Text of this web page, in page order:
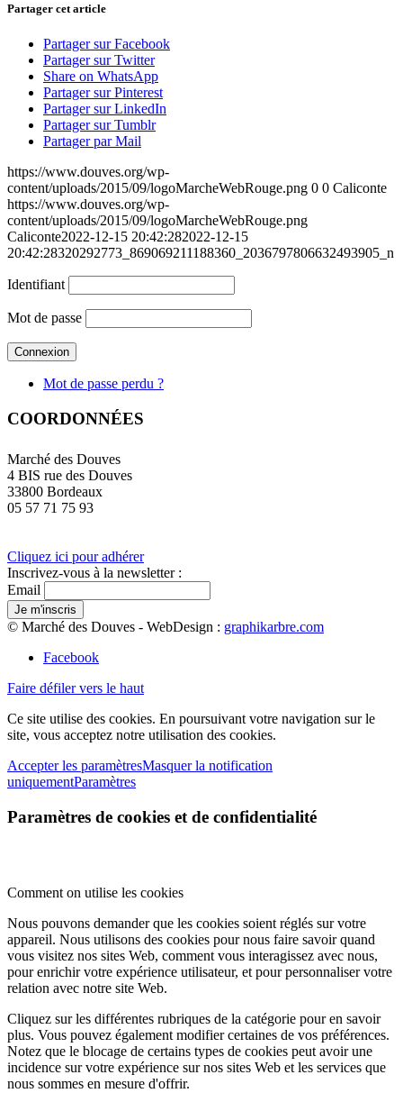
Partager cet article
Partager sur Facebook
Partager sur Twitter
Share on WhatsApp
Partager sur Pinterest
Partager sur LinkedIn
Partager sur Tumblr
Partager par Mail
https://www.douves.org/wp-
content/uploads/2015/09/logoMarcheWebRouge.png 0 0 Caliconte
https://www.douves.org/wp-
content/uploads/2015/09/logoMarcheWebRouge.png
Caliconte2022-12-15 20:42:282022-12-15
20:42:28320292773_869069211188360_2036797806632493905_n
Identifiant
Mot de passe
Mot de passe perdu ?
COORDONNÉES
Marché des Douves
4 BIS rue des Douves
33800 Bordeaux
05 57 71 75 93
Cliquez ici pour adhérer
Inscrivez-vous à la newsletter :
Email
© Marché des Douves - WebDesign : graphikarbre.com
Facebook
Faire défiler vers le haut
Ce site utilise des cookies. En poursuivant votre navigation sur le
site, vous acceptez notre utilisation des cookies.
Accepter les paramètresMasquer la notification
uniquementParamètres
Paramètres de cookies et de confidentialité
Comment on utilise les cookies
Nous pouvons demander que les cookies soient réglés sur votre
appareil. Nous utilisons des cookies pour nous faire savoir quand
vous visitez nos sites Web, comment vous interagissez avec nous,
pour enrichir votre expérience utilisateur, et pour personnaliser votre
relation avec notre site Web.
Cliquez sur les différentes rubriques de la catégorie pour en savoir
plus. Vous pouvez également modifier certaines de vos préférences.
Notez que le blocage de certains types de cookies peut avoir une
incidence sur votre expérience sur nos sites Web et les services que
nous sommes en mesure d'offrir.